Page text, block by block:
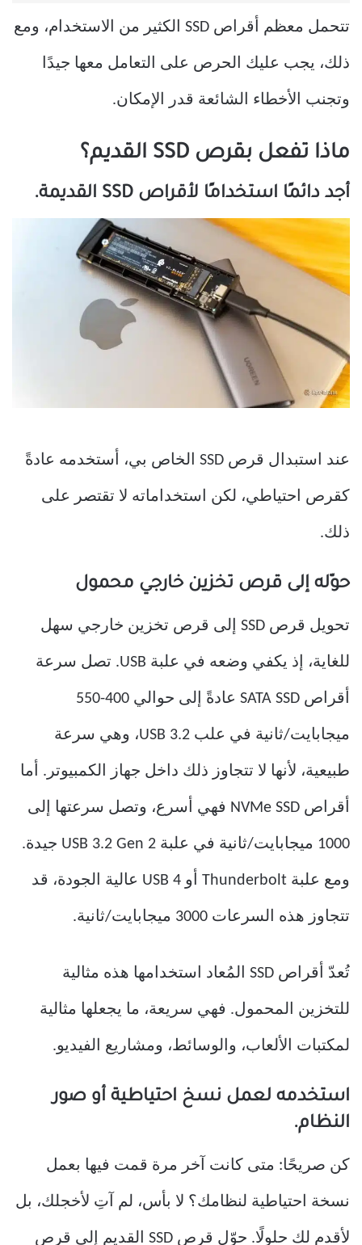
تتحمل معظم أقراص SSD الكثير من الاستخدام، ومع
ذلك، يجب عليك الحرص على التعامل معها جيدًا
وتجنب الأخطاء الشائعة قدر الإمكان.
ماذا تفعل بقرص SSD القديم؟
أجد دائمًا استخدامًا لأقراص SSD القديمة.
عند استبدال قرص SSD الخاص بي، أستخدمه عادةً
كقرص احتياطي، لكن استخداماته لا تقتصر على
ذلك.
حوّله إلى قرص تخزين خارجي محمول
تحويل قرص SSD إلى قرص تخزين خارجي سهل
للغاية، إذ يكفي وضعه في علبة USB. تصل سرعة
أقراص SATA SSD عادةً إلى حوالي 400-550
ميجابايت/ثانية في علب USB 3.2، وهي سرعة
طبيعية، لأنها لا تتجاوز ذلك داخل جهاز الكمبيوتر. أما
أقراص NVMe SSD فهي أسرع، وتصل سرعتها إلى
1000 ميجابايت/ثانية في علبة USB 3.2 Gen 2 جيدة.
ومع علبة Thunderbolt أو USB 4 عالية الجودة، قد
تتجاوز هذه السرعات 3000 ميجابايت/ثانية.
تُعدّ أقراص SSD المُعاد استخدامها هذه مثالية
للتخزين المحمول. فهي سريعة، ما يجعلها مثالية
لمكتبات الألعاب، والوسائط، ومشاريع الفيديو.
استخدمه لعمل نسخ احتياطية أو صور
النظام.
كن صريحًا: متى كانت آخر مرة قمت فيها بعمل
نسخة احتياطية لنظامك؟ لا بأس، لم آتِ لأخجلك، بل
لأقدم لك حلولًا. حوّل قرص SSD القديم إلى قرص